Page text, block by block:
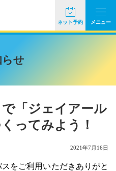
ネット予約 メニュー
せ
「ジェイアール
ってみよう！
2021年7月16日
をご利用いただきありがと